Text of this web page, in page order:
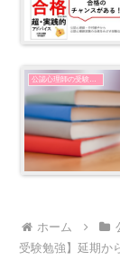
ホーム
受験勉強】延期か